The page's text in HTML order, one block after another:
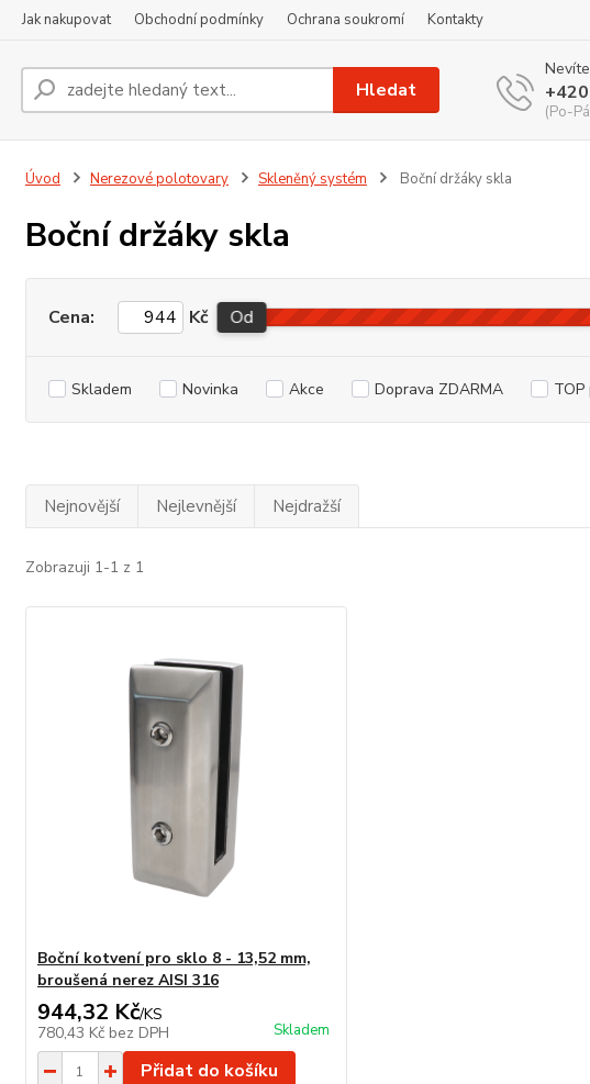
Jak nakupovat Obchodní podmínky Ochrana soukromí Kontakty
Hledat
(Po-
Úvod Nerezové polotovary Skleněný systém Boční držáky skla
Boční držáky skla
Cena: Kč Od
Skladem Novinka Akce Doprava ZDARMA
Nejnovější Nejlevnější Nejdražší
Zobrazuji 1-1 z 1
Boční kotvení pro sklo 8 - 13,52 mm,
broušená nerez AISI 316
944,32 Kč/KS
780,43 Kč bez DPH Skladem
Přidat do košíku